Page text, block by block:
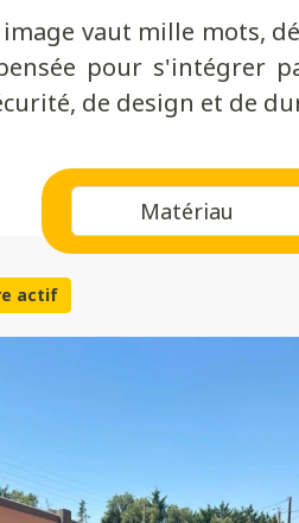
vaut mille mots,
pour s'intégrer
de design et de
Matériau
actif